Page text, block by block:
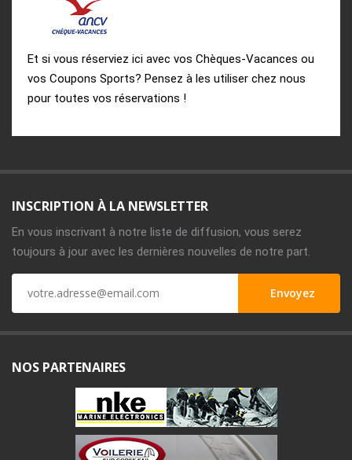
Et si vous réserviez ici avec vos Chèques-Vacances ou
vos Coupons Sports? Pensez à les utiliser chez nous
pour toutes vos réservations !
INSCRIPTION À LA NEWSLETTER
En vous inscrivant à notre liste de diffusion, vous serez
toujours à jour avec les dernières nouvelles de notre part.
NOS PARTENAIRES